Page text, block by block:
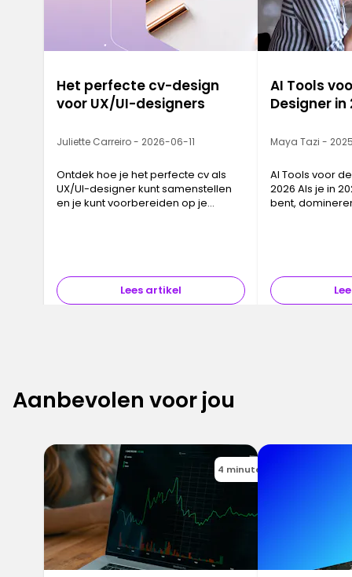
Het perfecte cv-design
voor UX/UI-designers
Juliette Carreiro - 2026-06-11
Ontdek hoe je het perfecte cv als
UX/UI-designer kunt samenstellen
en je kunt voorbereiden op je
Lees artikel
AI Tools
Designer in
Maya Tazi -
AI Tools voor
2026 Als je in
bent,
Aanbevolen voor jou
4 minutes